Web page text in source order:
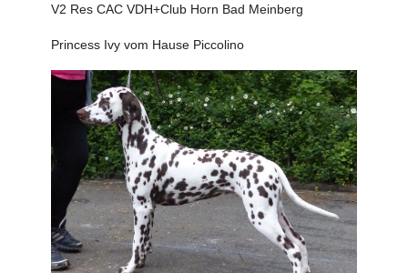
V2 Res CAC VDH+Club Horn Bad Meinberg
Princess Ivy vom Hause Piccolino